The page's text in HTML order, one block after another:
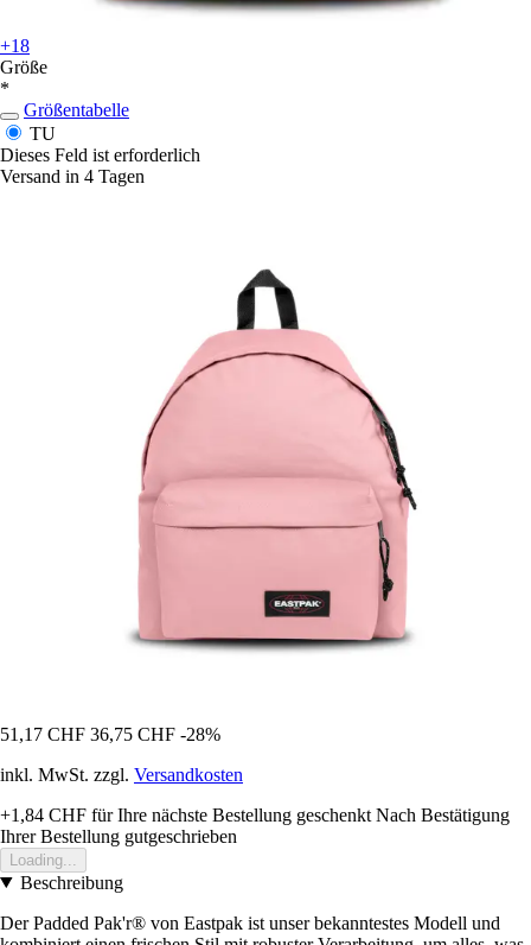
+18
Größe
*
Größentabelle
TU
Dieses Feld ist erforderlich
Versand in 4 Tagen
51,17 CHF 36,75 CHF -28%
inkl. MwSt. zzgl. Versandkosten
+1,84 CHF für Ihre nächste Bestellung geschenkt Nach Bestätigung
Ihrer Bestellung gutgeschrieben
Loading...
Beschreibung
Der Padded Pak'r® von Eastpak ist unser bekanntestes Modell und